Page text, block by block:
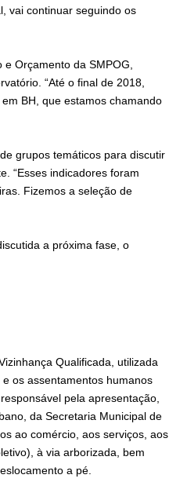
vai continuar seguindo os
Orçamento da SMPOG,
“Até o final de 2018,
BH, que estamos chamando
grupos temáticos para discutir
“Esses indicadores foram
Fizemos a seleção de
a próxima fase, o
Qualificada, utilizada
os assentamentos humanos
pela apresentação,
da Secretaria Municipal de
ao comércio, aos serviços, aos
à via arborizada, bem
a pé.